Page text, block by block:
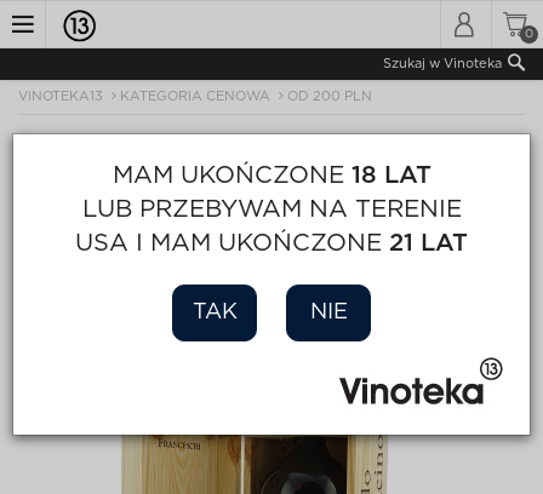
Toggle
0
Szukaj w Vinoteka
VINOTEKA13 KATEGORIA CENOWA OD 200 PLN
MAM UKOŃCZONE 18 LAT
LUB PRZEBYWAM NA TERENIE
USA I MAM UKOŃCZONE 21 LAT
TAK NIE